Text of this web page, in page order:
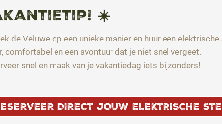
er iets vreselijks onder het donkere
elkaar gedreven, zwijnen steken hun koppen
stropersbende, die met zwaar geschut en
☀️
de Veluwe op een unieke manier en huur een elektrische
comfortabel en een avontuur dat je niet snel vergeet.
snel en maak van je vakantiedag iets bijzonders!
DIRECT JOUW ELEKTRISCHE